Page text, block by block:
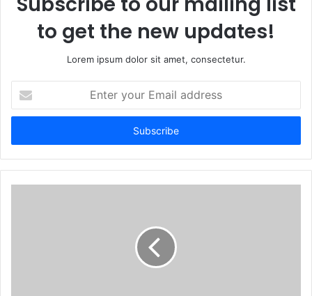
to get the new updates!
Lorem ipsum dolor sit amet, consectetur.
your
Email